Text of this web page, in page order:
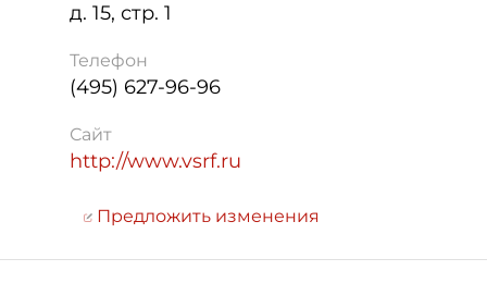
д. 15, стр. 1
Телефон
(495) 627-96-96
Сайт
http://www.vsrf.ru
Предложить изменения